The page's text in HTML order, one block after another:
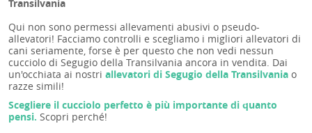
Transilvania
Qui non sono permessi allevamenti abusivi o pseudo-
allevatori! Facciamo controlli e scegliamo i migliori allevatori di
cani seriamente, forse è per questo che non vedi nessun
cucciolo di Segugio della Transilvania ancora in vendita. Dai
un'occhiata ai nostri allevatori di Segugio della Transilvania o
razze simili!
Scegliere il cucciolo perfetto è più importante di quanto
pensi. Scopri perché!